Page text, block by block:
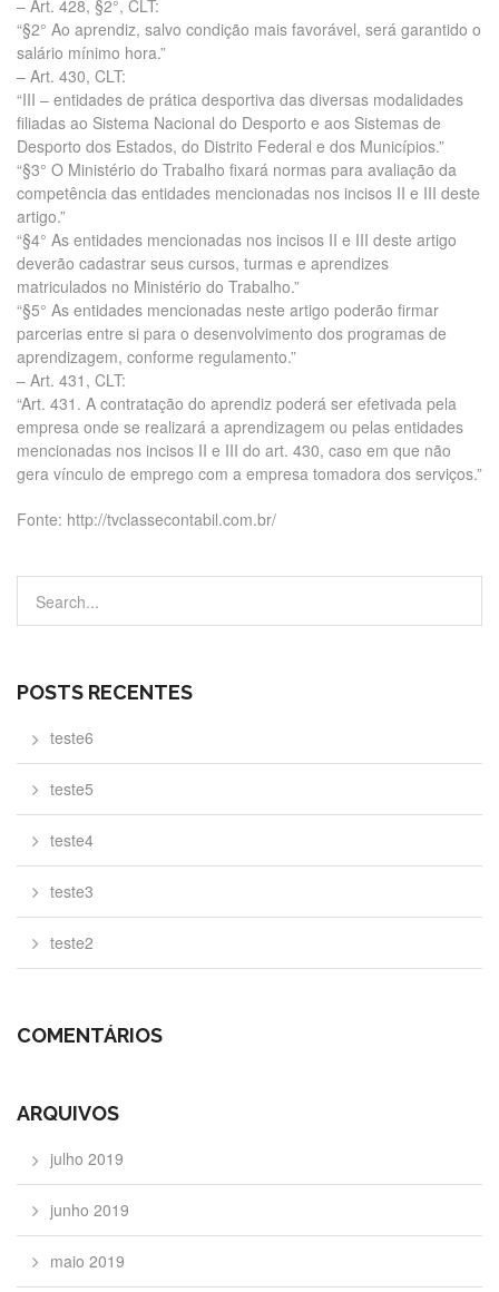
– Art. 428, §2°, CLT:
“§2° Ao aprendiz, salvo condição mais favorável, será garantido o
salário mínimo hora.”
– Art. 430, CLT:
“III – entidades de prática desportiva das diversas modalidades
filiadas ao Sistema Nacional do Desporto e aos Sistemas de
Desporto dos Estados, do Distrito Federal e dos Municípios.”
“§3° O Ministério do Trabalho fixará normas para avaliação da
competência das entidades mencionadas nos incisos II e III deste
artigo.”
“§4° As entidades mencionadas nos incisos II e III deste artigo
deverão cadastrar seus cursos, turmas e aprendizes
matriculados no Ministério do Trabalho.”
“§5° As entidades mencionadas neste artigo poderão firmar
parcerias entre si para o desenvolvimento dos programas de
aprendizagem, conforme regulamento.”
– Art. 431, CLT:
“Art. 431. A contratação do aprendiz poderá ser efetivada pela
empresa onde se realizará a aprendizagem ou pelas entidades
mencionadas nos incisos II e III do art. 430, caso em que não
gera vínculo de emprego com a empresa tomadora dos serviços.”
Fonte: http://tvclassecontabil.com.br/
POSTS RECENTES
teste6
teste5
teste4
teste3
teste2
COMENTÁRIOS
ARQUIVOS
julho 2019
junho 2019
maio 2019